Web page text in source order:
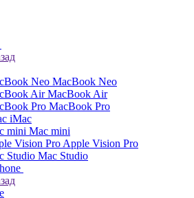
MacBook Neo
MacBook Air
MacBook Pro
iMac
Mac mini
Apple Vision Pro
Mac Studio